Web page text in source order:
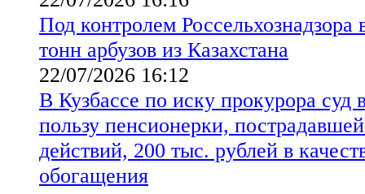
Под контролем Россельхознадзора
тонн арбузов из Казахстана
22/07/2026 16:12
В Кузбассе по иску прокурора суд
пользу пенсионерки,
действий, 200 тыс. рублей в
обогащения